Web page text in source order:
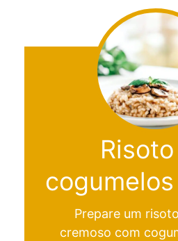
Prepare um
cremoso com